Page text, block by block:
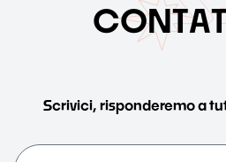
CONTA
Scrivici, risponderemo a